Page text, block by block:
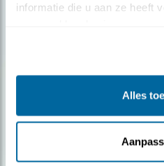
informatie die u aan ze heeft
Alles
Ontvang 5 x Vogels
Vogels is het tijdschrift voor